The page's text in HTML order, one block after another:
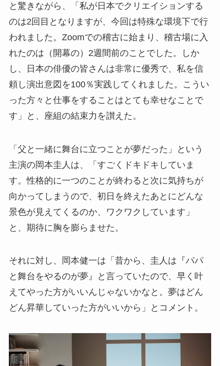
と驚きながら、「私が日本でクリエイションする
のは2回目となりますが、今回は特殊な環境下で行
われました。Zoomでの稽古に始まり、稽古場に入
れたのは（開幕の）2週間前のことでした。しか
し、日本の俳優の皆さんは非常に優秀で、私を信
頼し演出意図を100％実践してくれました。こうい
った方々と仕事をすることはとても幸せなことで
す」と、座組の結束力を讃えた。
「父と一緒に舞台に立つことが夢だった」という
主演の岡本圭人は、「すごくドキドキしていま
す。性格的に一つのことが終わると次に気持ちが
向かってしまうので、初日を終えたあとにどんな
景色が見えてくるのか、ワクワクしています」
と、期待に胸を膨らませた。
それに対し、岡本健一は「昔から、圭人は『パパ
と舞台をやるのが夢』と言っていたので、早く叶
えてやった方がいいんじゃないかなと。夢はどん
どん昇華していった方がいいから」とコメント。